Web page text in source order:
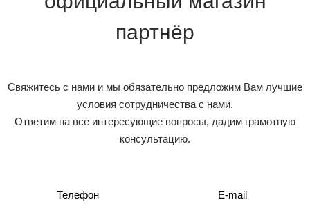
партнёр
Свяжитесь с нами и мы обязательно предложим Вам лучшие
условия сотрудничества с нами.
Ответим на все интересующие вопросы, дадим грамотную
консультацию.
Телефон E-mail